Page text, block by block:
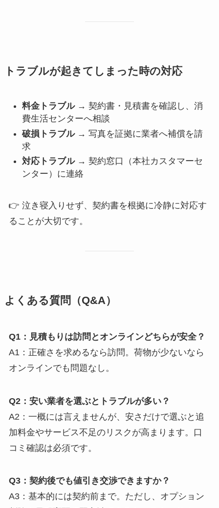
トラブルが起きてしまった時の対応
料金トラブル→ 契約書・見積書を確認し、消
費生活センターへ相談
破損トラブル→ 写真を証拠に業者へ補償を請
求
対応トラブル→ 契約窓口（本社カスタマーセ
ンター）に連絡
👉 泣き寝入りせず、契約書を根拠に冷静に対応す
ることが大切です。
よくある質問（Q&A）
Q1：見積もりは訪問とオンラインどちらが安全？
A1：正確さを求めるなら訪問。荷物が少ないなら
オンラインでも問題なし。
Q2：安い業者を選ぶとトラブルが多い？
A2：一概には言えませんが、安さだけで選ぶと追
加料金やサービス不足のリスクが高まります。口
コミ確認は必須です。
Q3：契約後でも値引き交渉できますか？
A3：基本的には契約前まで。ただし、オプション